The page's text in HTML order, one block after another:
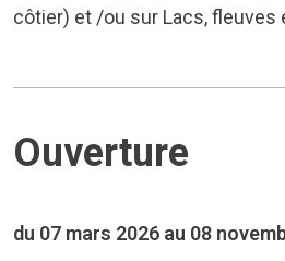
côtier) et /ou sur Lacs, fleuves
Ouverture
du 07 mars 2026 au 08